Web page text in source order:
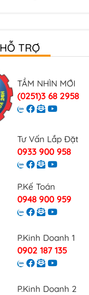
Lắp đặt Camera giá rẻ
Lắp đặt Camera Biên
TRỢ
TẦM NHÌN MỚI
(0251)3 68 2958
Tư Vấn Lắp Đặt
0933 900 958
P.Kế Toán
0948 900 959
P.Kinh Doanh 1
0902 187 135
P.Kinh Doanh 2